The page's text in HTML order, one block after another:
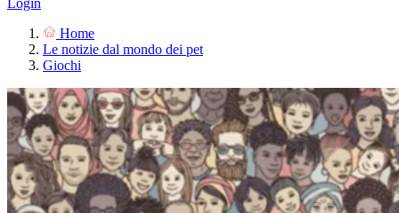
Home
Le notizie dal mondo dei pet
Giochi